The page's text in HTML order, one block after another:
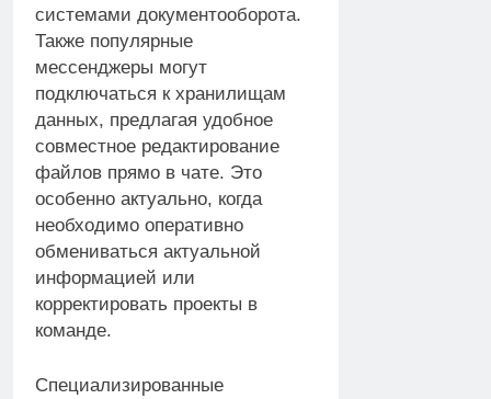
системами документооборота.
Также популярные
мессенджеры могут
подключаться к хранилищам
данных, предлагая удобное
совместное редактирование
файлов прямо в чате. Это
особенно актуально, когда
необходимо оперативно
обмениваться актуальной
информацией или
корректировать проекты в
команде.
Специализированные